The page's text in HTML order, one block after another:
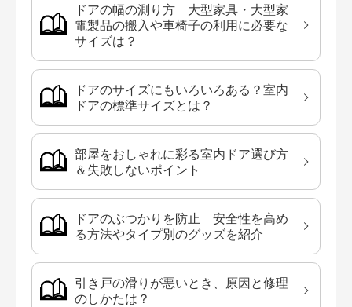
ドアの幅の測り方 大型家具・大型家
電製品の搬入や車椅子の利用に必要な
サイズは？
ドアのサイズにもいろいろある？室内
ドアの標準サイズとは？
部屋をおしゃれに彩る室内ドア選び方
＆失敗しないポイント
ドアのぶつかりを防止 安全性を高め
る方法やタイプ別のグッズを紹介
引き戸の滑りが悪いとき、原因と修理
のしかたは？